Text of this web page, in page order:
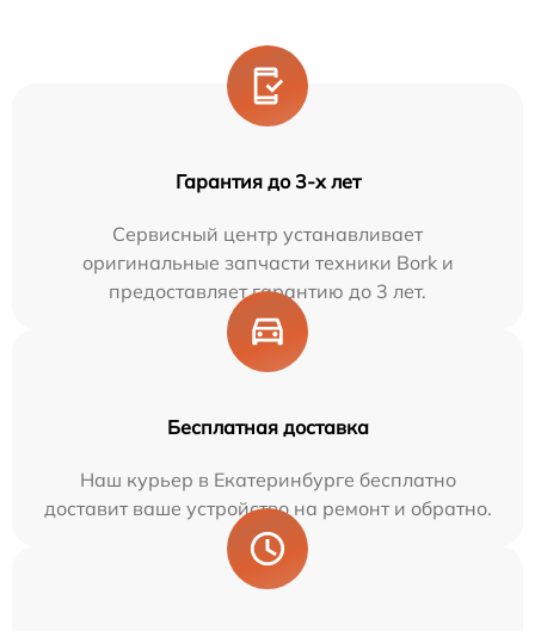
Гарантия до 3-х лет
Сервисный центр устанавливает
оригинальные запчасти техники Bork и
предоставляет гарантию до 3 лет.
Бесплатная доставка
Наш курьер в Екатеринбурге бесплатно
доставит ваше устройство на ремонт и обратно.